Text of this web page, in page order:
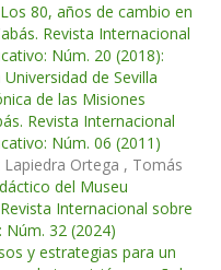
Los 80, años de cambio en
Revista Internacional
Núm. 20 (2018):
de Sevilla
de las Misiones
Revista Internacional
Núm. 06 (2011)
Ortega , Tomás
del Museu
Internacional sobre
32 (2024)
y estrategias para un